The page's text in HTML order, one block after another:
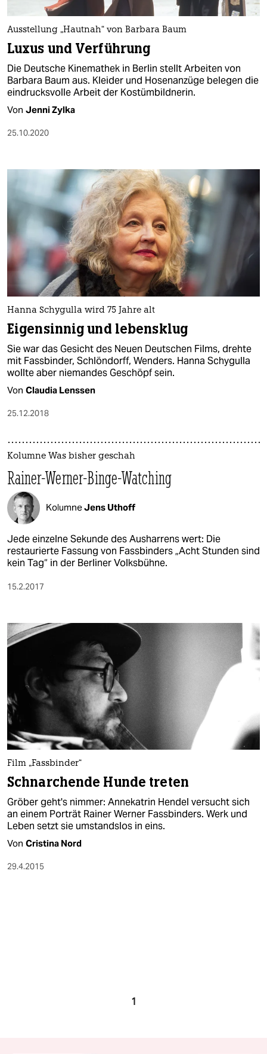
nord
wahrheit
verlag
verlag
veranstaltungen
fragen & hilfe
unterstützen
genossenschaft
epaper login
Ausstellung „Hautnah“ von Barbara Baum
Luxus und Verführung
Die Deutsche Kinemathek in Berlin stellt Arbeiten von
Barbara Baum aus. Kleider und Hosenanzüge belegen die
eindrucksvolle Arbeit der Kostümbildnerin.
Von Jenni Zylka
25.10.2020
Hanna Schygulla wird 75 Jahre alt
Eigensinnig und lebensklug
Sie war das Gesicht des Neuen Deutschen Films, drehte
mit Fassbinder, Schlöndorff, Wenders. Hanna Schygulla
wollte aber niemandes Geschöpf sein.
Von Claudia Lenssen
25.12.2018
Kolumne Was bisher geschah
Rainer-Werner-Binge-Watching
KolumneJens Uthoff
Jede einzelne Sekunde des Ausharrens wert: Die
restaurierte Fassung von Fassbinders „Acht Stunden sind
kein Tag“ in der Berliner Volksbühne.
15.2.2017
Film „Fassbinder“
Schnarchende Hunde treten
Gröber geht's nimmer: Annekatrin Hendel versucht sich
an einem Porträt Rainer Werner Fassbinders. Werk und
Leben setzt sie umstandslos in eins.
Von Cristina Nord
29.4.2015
1